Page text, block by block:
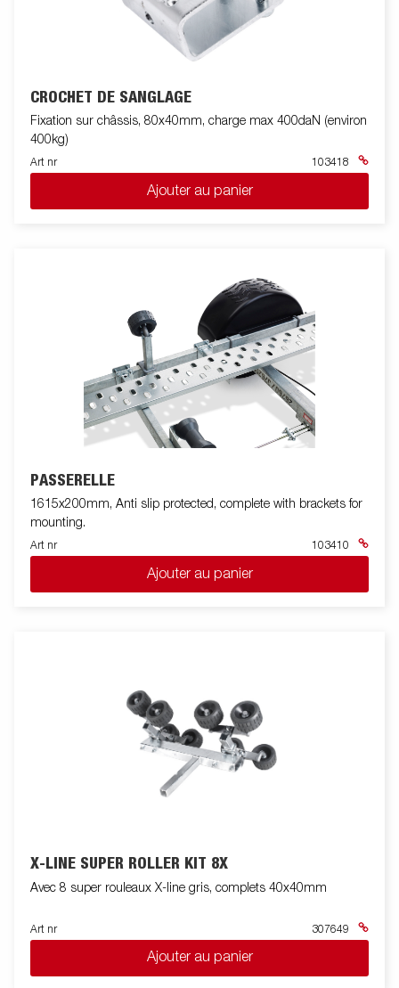
CROCHET DE SANGLAGE
Fixation sur châssis, 80x40mm, charge max 400daN (environ
400kg)
Art nr 103418
Ajouter au panier
PASSERELLE
1615x200mm, Anti slip protected, complete with brackets for
mounting.
Art nr 103410
Ajouter au panier
X-LINE SUPER ROLLER KIT 8X
Avec 8 super rouleaux X-line gris, complets 40x40mm
Art nr 307649
Ajouter au panier